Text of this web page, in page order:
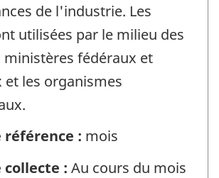
de l'industrie. Les
utilisées par le milieu des
ministères fédéraux et
et les organismes
référence : mois
collecte : Au cours du mois